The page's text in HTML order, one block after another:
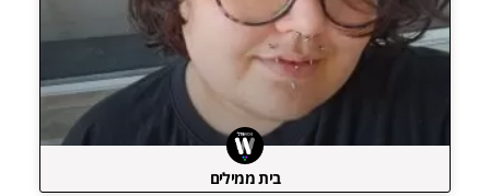
בית ממילים